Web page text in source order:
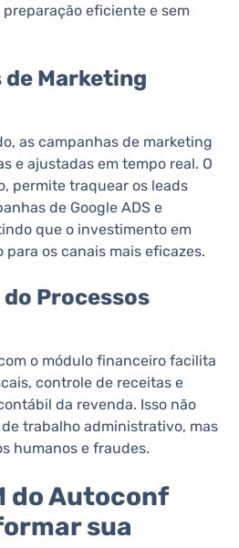
eficiente e sem
Marketing
as campanhas de marketing
e ajustadas em tempo real. O
permite traquear os leads
de Google ADS e
que o investimento em
os canais mais eficazes​​.
Processos
o módulo financeiro facilita
controle de receitas e
da revenda. Isso não
trabalho administrativo, mas
humanos e fraudes​​.
do Autoconf
sua